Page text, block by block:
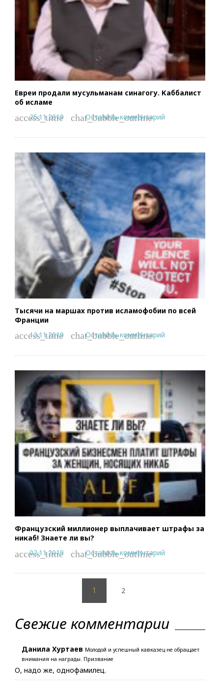
Евреи продали мусульманам синагогу. Каббалист
об исламе
access_time
25.11.2019 chat_bubble_outline
Оставить комментарий
Тысячи на маршах против исламофобии по всей
Франции
access_time
13.11.2019 chat_bubble_outline
Оставить комментарий
Французский миллионер выплачивает штрафы за
никаб! Знаете ли вы?
access_time
02.11.2019 chat_bubble_outline
Оставить комментарий
1 2
Свежие комментарии
Данила Хуртаев Молодой и успешный кавказец не обращает
внимания на награды. Призвание
О, надо же, однофамилец.